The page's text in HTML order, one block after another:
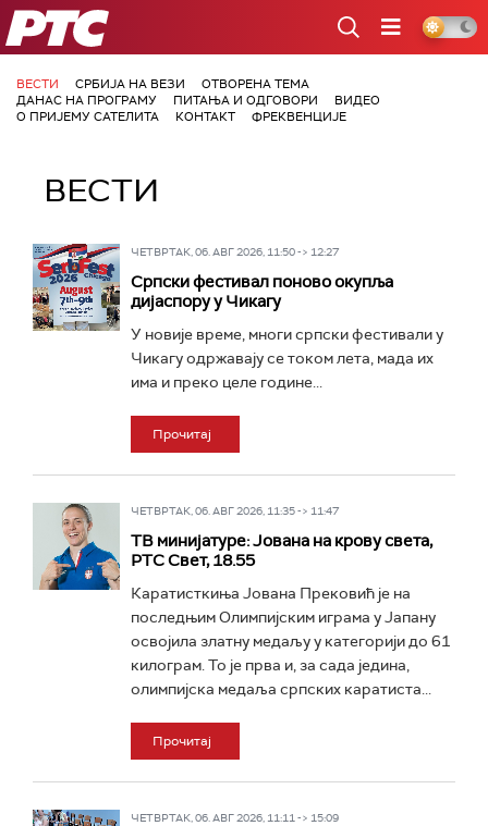
РТС
ВЕСТИ СРБИЈА НА ВЕЗИ
ОТВОРЕНА ТЕМА
ДАНАС НА ПРОГРАМУ
ПИТАЊА И ОДГОВОРИ
ВИДЕО
О ПРИЈЕМУ САТЕЛИТА
КОНТАКТ ФРЕКВЕНЦИЈЕ
ВЕСТИ
ЧЕТВРТАК, 06. АВГ 2026, 11:50 -> 12:27
Српски фестивал поново окупља
дијаспору у Чикагу
У новије време, многи српски фестивали у
Чикагу одржавају се током лета, мада их
има и преко целе године...
Прочитај
ЧЕТВРТАК, 06. АВГ 2026, 11:35 -> 11:47
ТВ минијатуре: Јована на крову света,
РТС Свет, 18.55
Каратисткиња Јована Прековић је на
последњим Олимпијским играма у Јапану
освојила златну медаљу у категорији до 61
килограм. То је прва и, за сада једина,
олимпијска медаља српских каратиста...
Прочитај
ЧЕТВРТАК, 06. АВГ 2026, 11:11 -> 15:09